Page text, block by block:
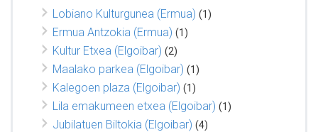
Lobiano Kulturgunea (Ermua) (1)
Ermua Antzokia (Ermua) (1)
Kultur Etxea (Elgoibar) (2)
Maalako parkea (Elgoibar) (1)
Kalegoen plaza (Elgoibar) (1)
Lila emakumeen etxea (Elgoibar) (1)
Jubilatuen Biltokia (Elgoibar) (4)